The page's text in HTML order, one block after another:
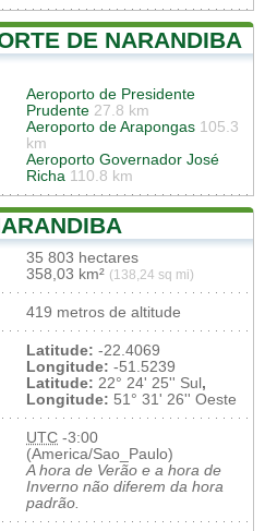
DE NARANDIBA
Aeroporto de Presidente
Prudente 27.8 km
Aeroporto de Arapongas 105.3
km
Aeroporto Governador José
Richa 110.8 km
35 803 hectares
358,03 km² (138,24 sq mi)
419 metros de altitude
Latitude: -22.4069
Longitude: -51.5239
Latitude: 22° 24' 25'' Sul,
Longitude: 51° 31' 26'' Oeste
UTC -3:00
(America/Sao_Paulo)
A hora de Verão e a hora de
Inverno não diferem da hora
padrão.